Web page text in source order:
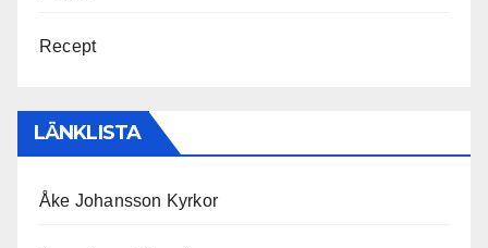
Recept
LÄNKLISTA
Åke Johansson Kyrkor